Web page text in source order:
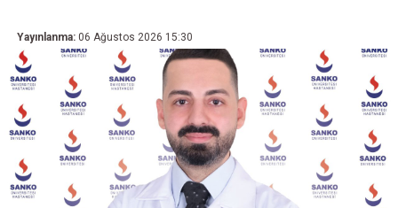
Yayınlanma: 06 Ağustos 2026 15:30